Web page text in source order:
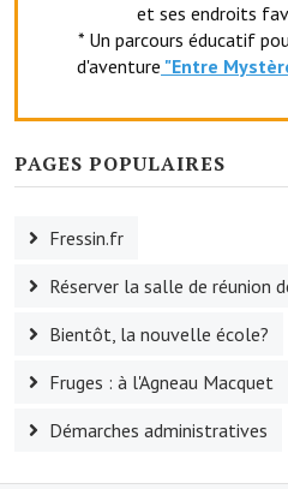
Le club de l'amitié
Le comité des fêtes
L'association des anciens
L'association des anciens
Village sportif
L'US Crequy Fressin
La société de chasse
et ses endroits
* Un parcours éducatif
d'aventure "Entre
PAGES POPULAIRES
Fressin.fr
Réserver la salle de réunion
Bientôt, la nouvelle école?
Fruges : à l'Agneau Macquet
Démarches administratives